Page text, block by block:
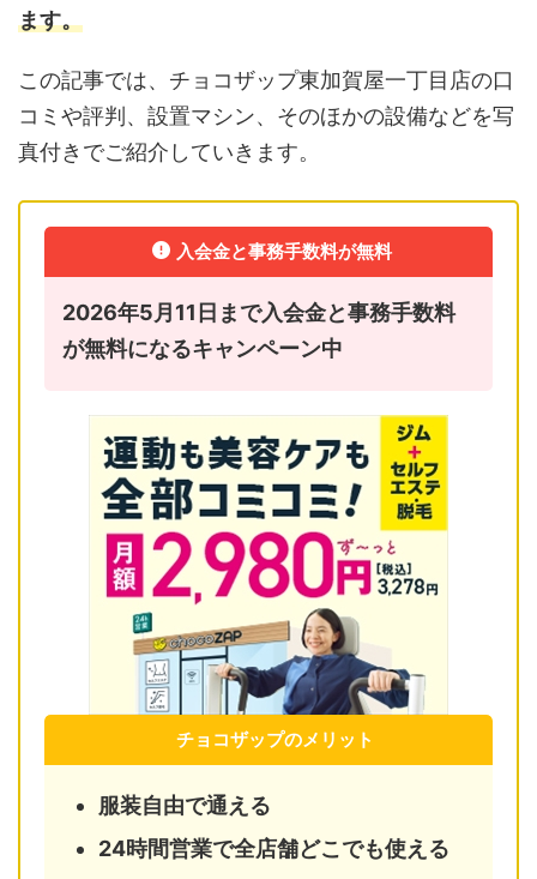
ます。
この記事では、チョコザップ東加賀屋一丁目店の口
コミや評判、設置マシン、そのほかの設備などを写
真付きでご紹介していきます。
入会金と事務手数料が無料
2026年5月11日まで入会金と事務手数料
が無料になるキャンペーン中
チョコザップのメリット
服装自由で通える
24時間営業で全店舗どこでも使える